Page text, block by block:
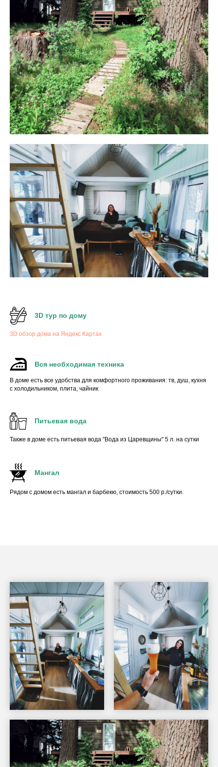
3D тур по дому
3D обзор дома на Яндекс Картах
Вся необходимая техника
В доме есть все удобства для комфортного проживания: тв, душ, кухня
с холодильником, плита, чайник
Питьевая вода
Также в доме есть питьевая вода "Вода из Царевщины" 5 л. на сутки
Мангал
Рядом с домом есть мангал и барбекю, стоимость 500 р./сутки.